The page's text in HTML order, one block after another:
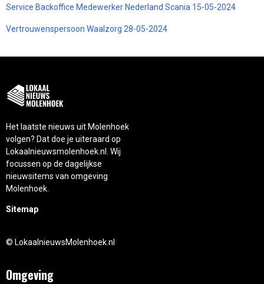
Service Backoffice Medewerker Nederland Scania 15-05-2024
Vertrouwenspersoon Waalzorg 28-05-2024
Het laatste nieuws uit Molenhoek
volgen? Dat doe je uiteraard op
Lokaalnieuwsmolenhoek.nl. Wij
focussen op de dagelijkse
nieuwsitems van omgeving
Molenhoek.
Sitemap
© LokaalnieuwsMolenhoek.nl
Omgeving